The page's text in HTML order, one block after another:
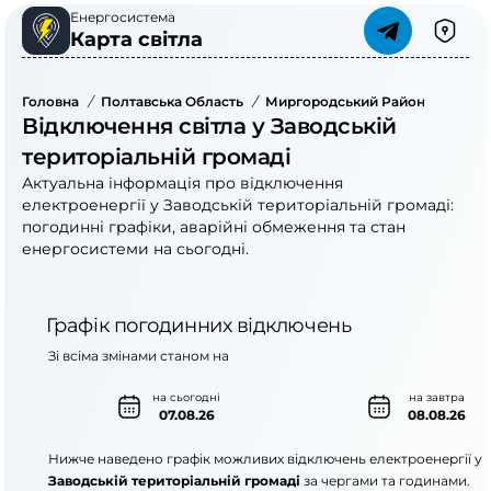
Енергосистема
Карта світла
Головна / Полтавська Область / Миргородський Район
Відключення світла у Заводській
територіальній громаді
Актуальна інформація про відключення
електроенергії у Заводській територіальній громаді:
погодинні графіки, аварійні обмеження та стан
енергосистеми на сьогодні.
Графік погодинних відключень
на сьогодні
07.08.26
на завтра
08.08.26
Зі всіма змінами станом на
Нижче наведено графік можливих відключень електроенергії у
Заводській територіальній громаді за чергами та годинами.